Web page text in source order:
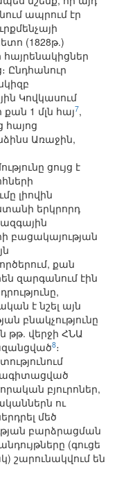
ապրում էր
(1828թ.)
Ընդհանուր
Կովկասում
1 մլն հայ7,
հայոց
Առաջին,
ցույց է
լիովին
երկրորդ
բացակայության
քան
զարգանում էին
է նշել այն
բնակչությունը
թթ. վերջի ՀՆԱ
8։
բյուրոներ,
ու
մեծ
բարձրացման
(գուցե
շարունակվում են